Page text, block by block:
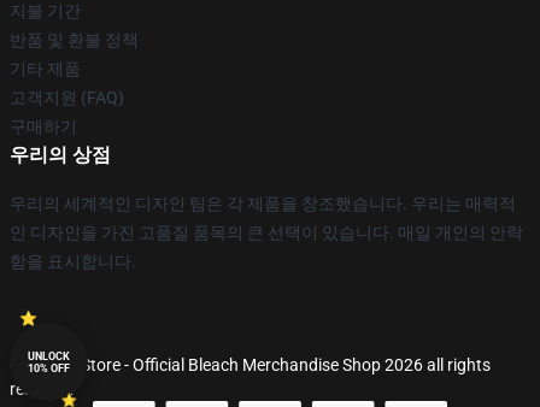
지불 기간
반품 및 환불 정책
기타 제품
고객지원 (FAQ)
구매하기
우리의 상점
우리의 세계적인 디자인 팀은 각 제품을 창조했습니다. 우리는 매력적
인 디자인을 가진 고품질 품목의 큰 선택이 있습니다. 매일 개인의 안락
함을 표시합니다.
© Bleach Store - Official Bleach Merchandise Shop 2026 all rights
reserved
UNLOCK
10% OFF